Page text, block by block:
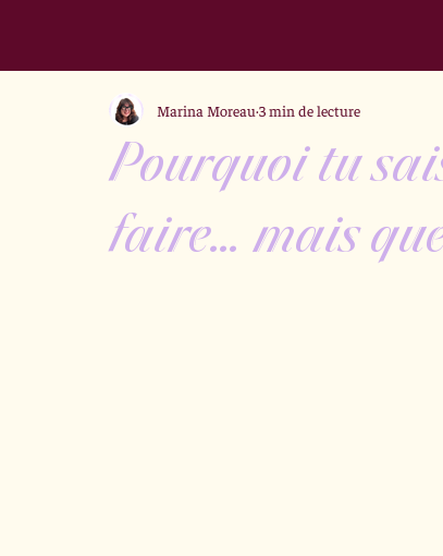
Pourquoi tu
faire… mais
Marina Moreau 3 min de lecture